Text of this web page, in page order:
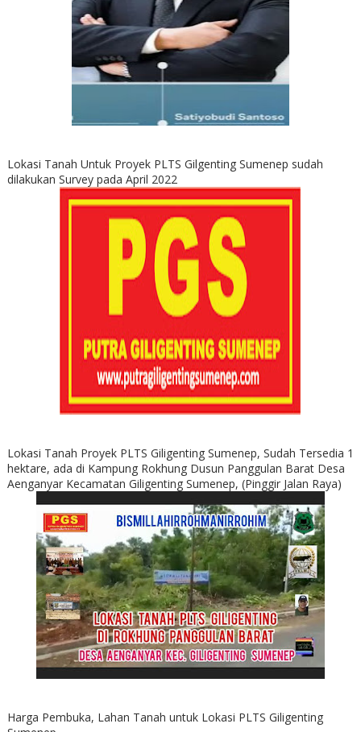
Lokasi Tanah Untuk Proyek PLTS Gilgenting Sumenep sudah
dilakukan Survey pada April 2022
Lokasi Tanah Proyek PLTS Giligenting Sumenep, Sudah Tersedia 1
hektare, ada di Kampung Rokhung Dusun Panggulan Barat Desa
Aenganyar Kecamatan Giligenting Sumenep, (Pinggir Jalan Raya)
Harga Pembuka, Lahan Tanah untuk Lokasi PLTS Giligenting